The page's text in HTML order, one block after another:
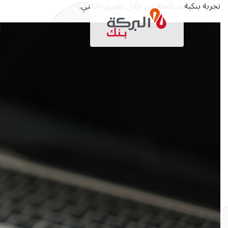
تجاوزإلى
الرئيسي
تجربة بنكية متكاملة من خلال تطبيق بانكتي.